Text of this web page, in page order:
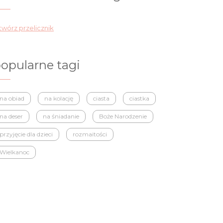
przelicznik
tagi
na obiad na kolację ciasta ciastka
na deser na śniadanie Boże Narodzenie
przyjęcie dla dzieci rozmaitości
Wielkanoc